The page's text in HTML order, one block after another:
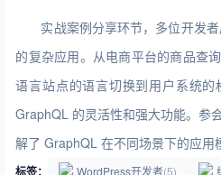
实战案例分享环节，多位开发
的复杂应用。从电商平台的商品查
语言站点的语言切换到用户系统
GraphQL 的灵活性和强大功能。参
解了 GraphQL 在不同场景下的应用
标签： WordPress开发者(5)